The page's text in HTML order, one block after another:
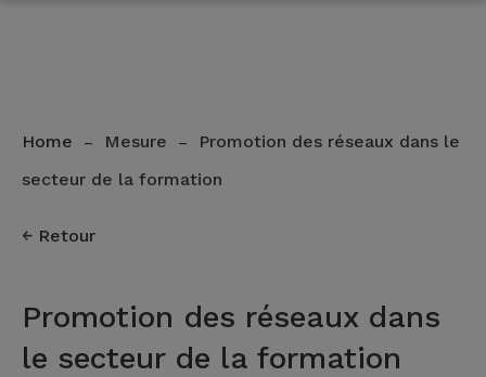
Home – Mesure –
Promotion des réseaux dans le
secteur de la formation
Retour
Promotion des réseaux dans
le secteur de la formation